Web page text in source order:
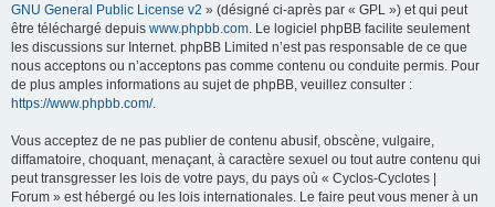
GNU General Public License v2 » (désigné ci-après par « GPL ») et qui peut
être téléchargé depuis www.phpbb.com. Le logiciel phpBB facilite seulement
les discussions sur Internet. phpBB Limited n’est pas responsable de ce que
nous acceptons ou n’acceptons pas comme contenu ou conduite permis. Pour
de plus amples informations au sujet de phpBB, veuillez consulter :
https://www.phpbb.com/.
Vous acceptez de ne pas publier de contenu abusif, obscène, vulgaire,
diffamatoire, choquant, menaçant, à caractère sexuel ou tout autre contenu qui
peut transgresser les lois de votre pays, du pays où « Cyclos-Cyclotes |
Forum » est hébergé ou les lois internationales. Le faire peut vous mener à un